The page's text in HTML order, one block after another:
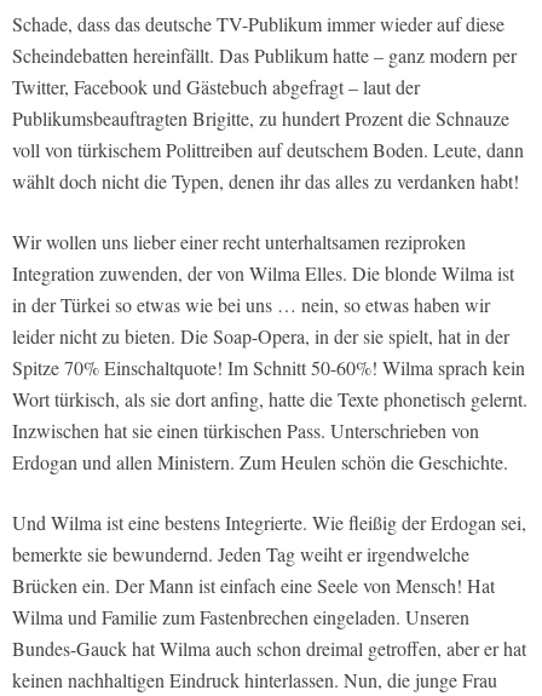
Schade, dass das deutsche TV-Publikum immer wieder auf diese
Scheindebatten hereinfällt. Das Publikum hatte – ganz modern per
Twitter, Facebook und Gästebuch abgefragt – laut der
Publikumsbeauftragten Brigitte, zu hundert Prozent die Schnauze
voll von türkischem Polittreiben auf deutschem Boden. Leute, dann
wählt doch nicht die Typen, denen ihr das alles zu verdanken habt!
Wir wollen uns lieber einer recht unterhaltsamen reziproken
Integration zuwenden, der von Wilma Elles. Die blonde Wilma ist
in der Türkei so etwas wie bei uns … nein, so etwas haben wir
leider nicht zu bieten. Die Soap-Opera, in der sie spielt, hat in der
Spitze 70% Einschaltquote! Im Schnitt 50-60%! Wilma sprach kein
Wort türkisch, als sie dort anfing, hatte die Texte phonetisch gelernt.
Inzwischen hat sie einen türkischen Pass. Unterschrieben von
Erdogan und allen Ministern. Zum Heulen schön die Geschichte.
Und Wilma ist eine bestens Integrierte. Wie fleißig der Erdogan sei,
bemerkte sie bewundernd. Jeden Tag weiht er irgendwelche
Brücken ein. Der Mann ist einfach eine Seele von Mensch! Hat
Wilma und Familie zum Fastenbrechen eingeladen. Unseren
Bundes-Gauck hat Wilma auch schon dreimal getroffen, aber er hat
keinen nachhaltigen Eindruck hinterlassen. Nun, die junge Frau